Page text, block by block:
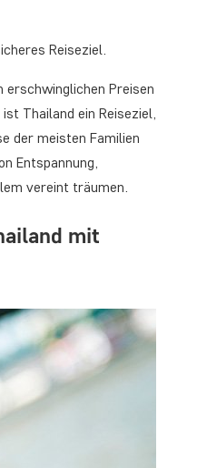
Reiseziel.
erschwinglichen Preisen
Thailand ein Reiseziel,
der meisten Familien
Entspannung,
vereint träumen.
mit